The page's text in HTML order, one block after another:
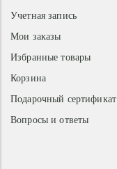
Учетная запись
Мои заказы
Избранные товары
Корзина
Подарочный сертификат
Вопросы и ответы